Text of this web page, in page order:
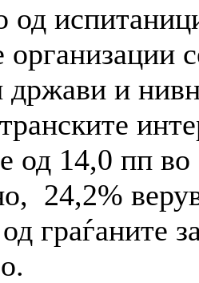
организации
држави и
од 14,0 пп
24,2%
граѓаните